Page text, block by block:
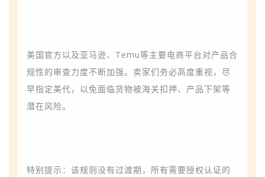
美国官方以及亚马逊、Temu等主要电商平台对产品合
规性的审查力度不断加强。卖家们务必高度重视，尽
早指定美代，以免面临货物被海关扣押、产品下架等
潜在风险。
特别提示：该规则没有过渡期，所有需要授权认证的